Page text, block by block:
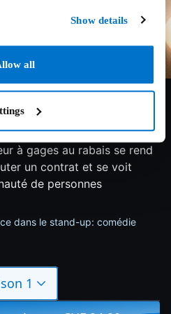
Show details
all
saisons
à gages au rabais se rend
un contrat et se voit
de personnes
dans le stand-up: comédie
1